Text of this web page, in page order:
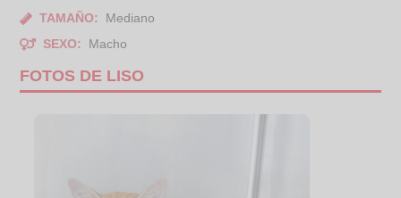
TAMAÑO:
Mediano
SEXO:
Macho
FOTOS DE LISO